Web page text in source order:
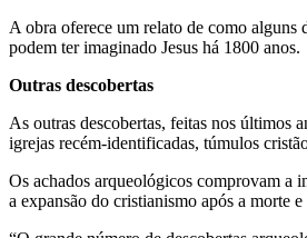
A obra oferece um relato de como alguns
podem ter imaginado Jesus há 1800 anos.
Outras descobertas
As outras descobertas, feitas nos últimos
igrejas recém-identificadas, túmulos
Os achados arqueológicos comprovam a
a expansão do cristianismo após a morte e